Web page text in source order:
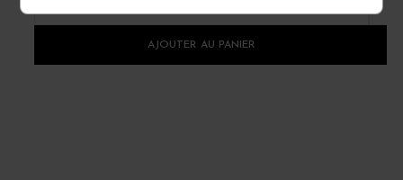
AJOUTER AU PANIER